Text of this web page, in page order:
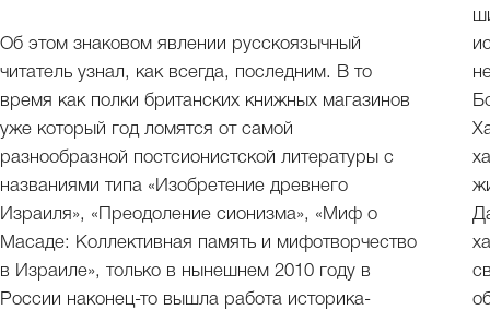
Об этом знаковом явлении русскоязычный
читатель узнал, как всегда, последним. В то
время как полки британских книжных магазинов
уже который год ломятся от самой
разнообразной постсионистской литературы с
названиями типа «Изобретение древнего
Израиля», «Преодоление сионизма», «Миф о
Масаде: Коллективная память и мифотворчество
в Израиле», только в нынешнем 2010 году в
России наконец-то вышла работа историка-